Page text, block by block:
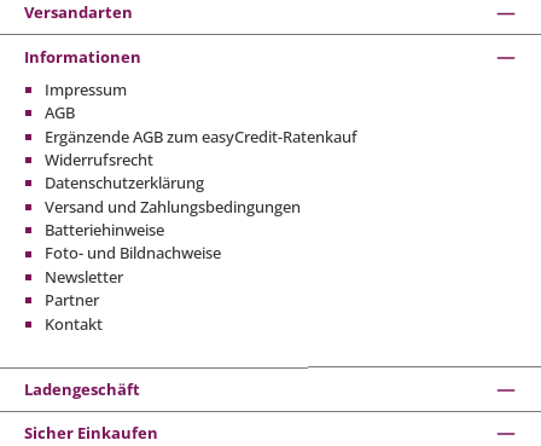
Versandarten
Informationen
Impressum
AGB
Ergänzende AGB zum easyCredit-Ratenkauf
Widerrufsrecht
Datenschutzerklärung
Versand und Zahlungsbedingungen
Batteriehinweise
Foto- und Bildnachweise
Newsletter
Partner
Kontakt
Ladengeschäft
Sicher Einkaufen